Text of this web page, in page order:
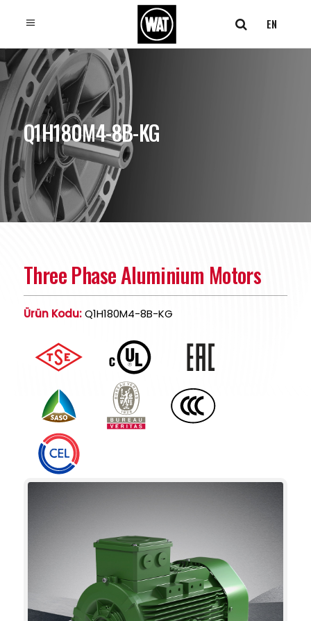
EN
Q1H180M4-8B-KG
Three Phase Aluminium Motors
Ürün Kodu:Q1H180M4-8B-KG